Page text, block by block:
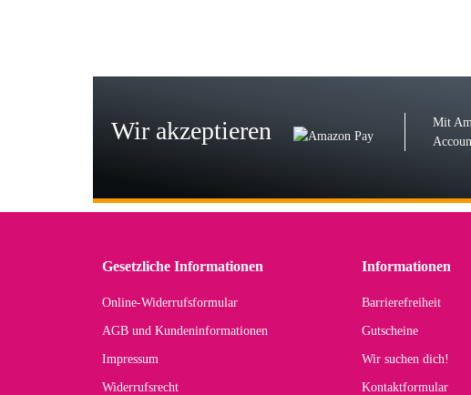
Der Koffer
Hans E
Wir akzeptieren
Mit
Gesetzliche Informationen
Online-Widerrufsformular
AGB und Kundeninformationen
Impressum
Widerrufsrecht
Informationen
Barrierefreiheit
Gutscheine
Wir suchen dich!
Kontaktformular